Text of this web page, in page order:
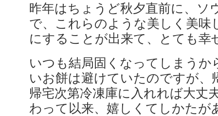
昨年はちょうど秋夕直前に、ソ
で、これらのような美しく美味
にすることが出来て、とても幸
いつも結局固くなってしまうか
いお餅は避けていたのですが、
帰宅次第冷凍庫に入れれば大丈
わって以来、嬉しくてしかたが